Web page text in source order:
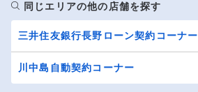
同じエリアの他の店舗を探す
三井住友銀行長野ローン契約コーナー
川中島自動契約コーナー